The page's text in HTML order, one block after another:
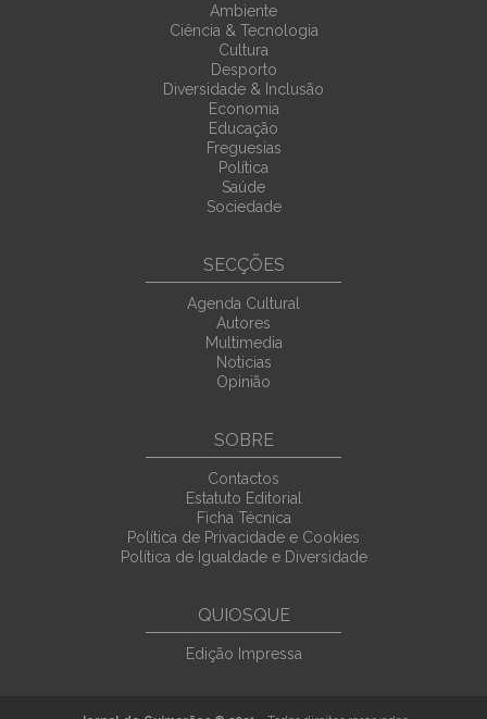
Ambiente
Ciência & Tecnologia
Cultura
Desporto
Diversidade & Inclusão
Economia
Educação
Freguesias
Política
Saúde
Sociedade
SECÇÕES
Agenda Cultural
Autores
Multimedia
Noticias
Opinião
SOBRE
Contactos
Estatuto Editorial
Ficha Técnica
Política de Privacidade e Cookies
Política de Igualdade e Diversidade
QUIOSQUE
Edição Impressa